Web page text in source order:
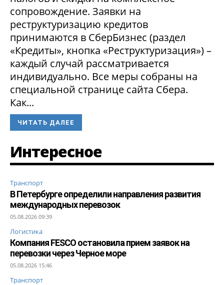
сопровождение. Заявки на
реструктуризацию кредитов
принимаются в СберБизнес (раздел
«Кредиты», кнопка «Реструктуризация») –
каждый случай рассматривается
индивидуально. Все меры собраны на
специальной странице сайта Сбера.
Как...
ЧИТАТЬ ДАЛЕЕ
Интересное
Транспорт
В Петербурге определили направления развития
международных перевозок
05.08.2026 09:39
Логистика
Компания FESCO остановила прием заявок на
перевозки через Черное море
05.08.2026 15:46
Транспорт